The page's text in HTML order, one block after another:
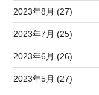
2023年8月 (27)
2023年7月 (25)
2023年6月 (26)
2023年5月 (27)